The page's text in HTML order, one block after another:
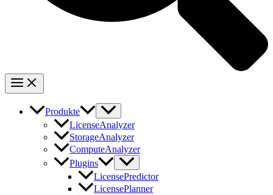
Produkte
LicenseAnalyzer
StorageAnalyzer
ComputeAnalyzer
Plugins
LicensePredictor
LicensePlanner